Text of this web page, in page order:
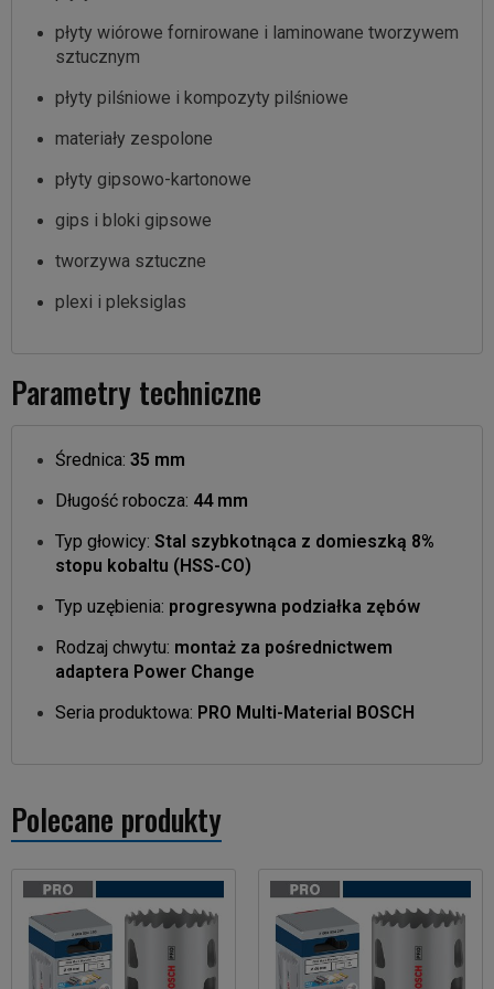
płyty wiórowe fornirowane i laminowane tworzywem
sztucznym
płyty pilśniowe i kompozyty pilśniowe
materiały zespolone
płyty gipsowo-kartonowe
gips i bloki gipsowe
tworzywa sztuczne
plexi i pleksiglas
Parametry techniczne
Średnica: 35 mm
Długość robocza: 44 mm
Typ głowicy: Stal szybkotnąca z domieszką 8%
stopu kobaltu (HSS-CO)
Typ uzębienia: progresywna podziałka zębów
Rodzaj chwytu: montaż za pośrednictwem
adaptera Power Change
Seria produktowa: PRO Multi-Material BOSCH
Polecane produkty